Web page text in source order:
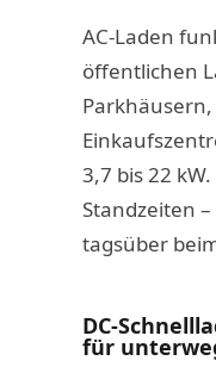
AC-Laden
öffentlichen
3,7 bis 22
Standzeiten
tagsüber
DC-
für